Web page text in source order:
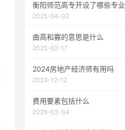
衡阳师范高专开设了哪些专业
2025-04-02
曲高和寡的意思是什么
2025-02-17
2024房地产经济师有用吗
2024-12-12
费用要素包括什么
2026-03-04